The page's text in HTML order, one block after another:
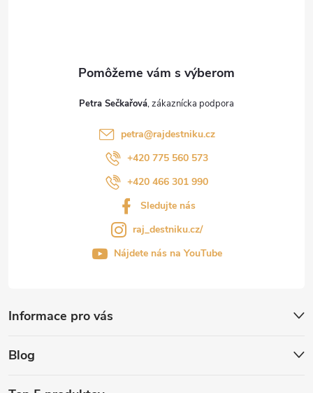
Informace pro vás
Blog
Petra Sečkařová
petra@rajdestniku.cz
+420 775 560 573
+420 466 301 990
Sledujte nás
raj_destniku.cz/
Nájdete nás na YouTube